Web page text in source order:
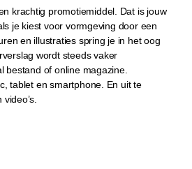
krachtig promotiemiddel. Dat is jouw
je kiest voor vormgeving door een
en illustraties spring je in het oog
wordt steeds vaker
bestand of online magazine.
tablet en smartphone. En uit te